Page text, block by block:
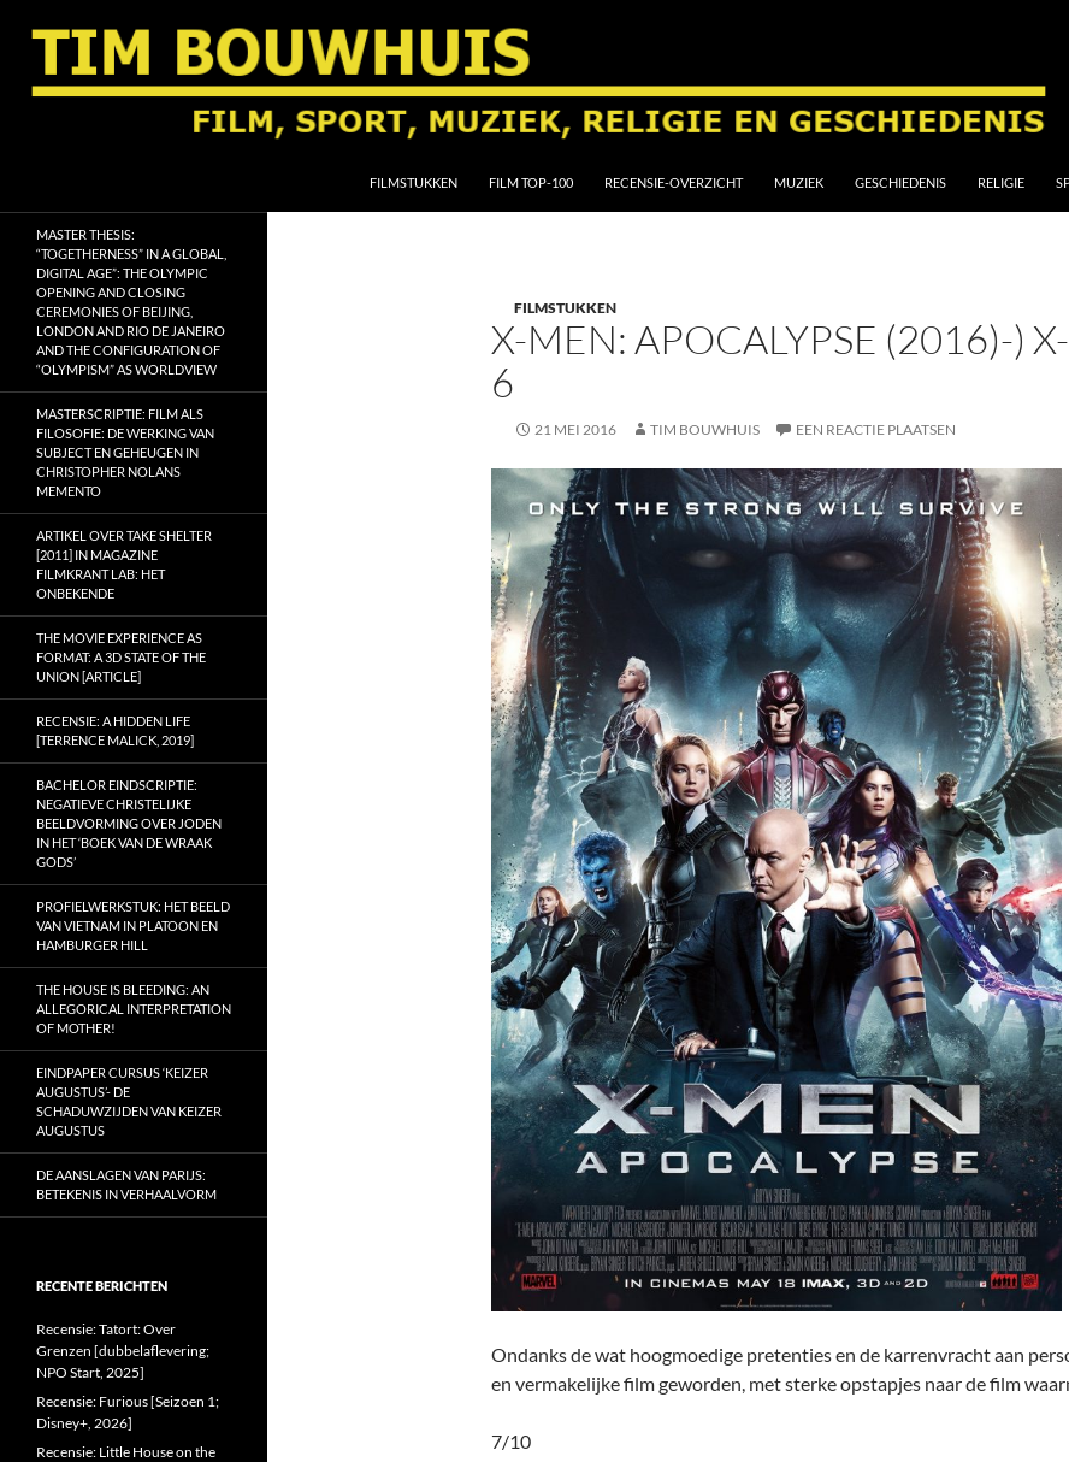
naar
inhoud
FILMSTUKKEN FILM TOP-100 RECENSIE-OVERZICHT MUZIEK GESCHIEDENIS RELIGIE
FILMSTUKKEN
X-MEN: APOCALYPSE (2016)-)
6
21 MEI 2016 TIM BOUWHUIS EEN REACTIE PLAATSEN
Ondanks de wat hoogmoedige pretenties en de karrenvracht aan
en vermakelijke film geworden, met sterke opstapjes naar de film
7/10
geschiedenis
MASTER THESIS:
“TOGETHERNESS” IN A GLOBAL,
DIGITAL AGE”: THE OLYMPIC
OPENING AND CLOSING
CEREMONIES OF BEIJING,
LONDON AND RIO DE JANEIRO
AND THE CONFIGURATION OF
“OLYMPISM” AS WORLDVIEW
MASTERSCRIPTIE: FILM ALS
FILOSOFIE: DE WERKING VAN
SUBJECT EN GEHEUGEN IN
CHRISTOPHER NOLANS
MEMENTO
ARTIKEL OVER TAKE SHELTER
[2011] IN MAGAZINE
FILMKRANT LAB: HET
ONBEKENDE
THE MOVIE EXPERIENCE AS
FORMAT: A 3D STATE OF THE
UNION [ARTICLE]
RECENSIE: A HIDDEN LIFE
[TERRENCE MALICK, 2019]
BACHELOR EINDSCRIPTIE:
NEGATIEVE CHRISTELIJKE
BEELDVORMING OVER JODEN
IN HET ‘BOEK VAN DE WRAAK
GODS’
PROFIELWERKSTUK: HET BEELD
VAN VIETNAM IN PLATOON EN
HAMBURGER HILL
THE HOUSE IS BLEEDING: AN
ALLEGORICAL INTERPRETATION
OF MOTHER!
EINDPAPER CURSUS ‘KEIZER
AUGUSTUS’- DE
SCHADUWZIJDEN VAN KEIZER
AUGUSTUS
DE AANSLAGEN VAN PARIJS:
BETEKENIS IN VERHAALVORM
RECENTE BERICHTEN
Recensie: Tatort: Over
Grenzen [dubbelaflevering;
NPO Start, 2025]
Recensie: Furious [Seizoen 1;
Disney+, 2026]
Recensie: Little House on the